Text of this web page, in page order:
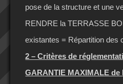
pose de la structure et une
RENDRE la TERRASSE
existantes = Répartition des
2 – Critères de
GARANTIE MAXIMALE de